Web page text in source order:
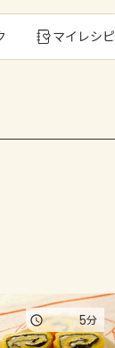
マイレシピ
5分